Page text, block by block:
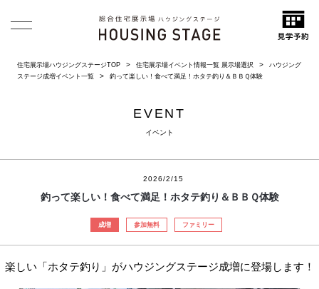
住宅展示場ハウジングステージTOP 住宅展示場イベント情報一覧 展示場選択
ハウジング
ステージ成増イベント一覧
釣って楽しい！食べて満足！ホタテ釣り＆ＢＢＱ体験
EVENT
イベント
2026/2/15
釣って楽しい！食べて満足！ホタテ釣り＆ＢＢＱ体験
成増 参加無料 ファミリー
楽しい「ホタテ釣り」がハウジングステージ成増に登場します！